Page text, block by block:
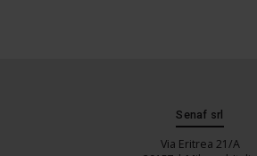
Senaf srl
Via Eritrea 21/A